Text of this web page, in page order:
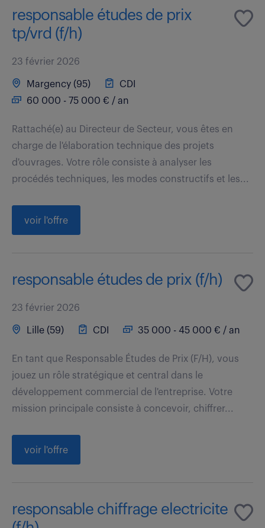
responsable études de prix
tp/vrd (f/h)
23 février 2026
Margency (95)
CDI
60 000 - 75 000 € / an
Rattaché(e) au Directeur de Secteur, vous êtes en
charge de l'élaboration technique des projets
d'ouvrages. Votre rôle consiste à analyser les
procédés techniques, les modes constructifs et les...
voir l'offre
responsable études de prix (f/h)
23 février 2026
Lille (59) CDI 35 000 - 45 000 € / an
En tant que Responsable Études de Prix (F/H), vous
jouez un rôle stratégique et central dans le
développement commercial de l'entreprise. Votre
mission principale consiste à concevoir, chiffrer...
voir l'offre
responsable chiffrage electricite